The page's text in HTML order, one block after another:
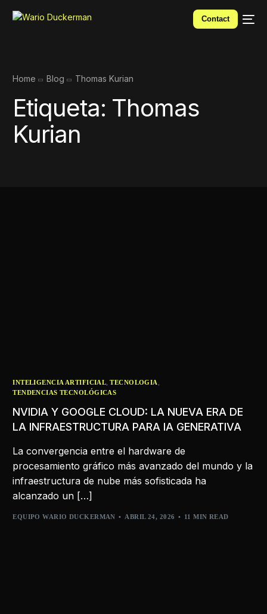
Contact
Home Blog Thomas Kurian
Etiqueta: Thomas
Kurian
INTELIGENCIA ARTIFICIAL,TECNOLOGIA ,
TENDENCIAS TECNOLÓGICAS
NVIDIA Y GOOGLE CLOUD: LA NUEVA ERA DE
LA INFRAESTRUCTURA PARA IA GENERATIVA
La convergencia entre el hardware de
procesamiento gráfico más avanzado del mundo y la
infraestructura de nube más sofisticada ha
alcanzado un […]
EQUIPO WARIO DUCKERMAN ABRIL 24, 2026 11 MIN READ